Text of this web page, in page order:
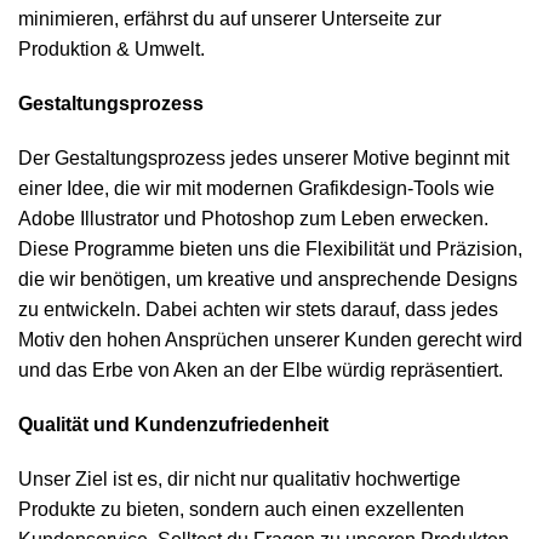
minimieren, erfährst du auf unserer Unterseite zur
Produktion & Umwelt.
Gestaltungsprozess
Der Gestaltungsprozess jedes unserer Motive beginnt mit
einer Idee, die wir mit modernen Grafikdesign-Tools wie
Adobe Illustrator und Photoshop zum Leben erwecken.
Diese Programme bieten uns die Flexibilität und Präzision,
die wir benötigen, um kreative und ansprechende Designs
zu entwickeln. Dabei achten wir stets darauf, dass jedes
Motiv den hohen Ansprüchen unserer Kunden gerecht wird
und das Erbe von Aken an der Elbe würdig repräsentiert.
Qualität und Kundenzufriedenheit
Unser Ziel ist es, dir nicht nur qualitativ hochwertige
Produkte zu bieten, sondern auch einen exzellenten